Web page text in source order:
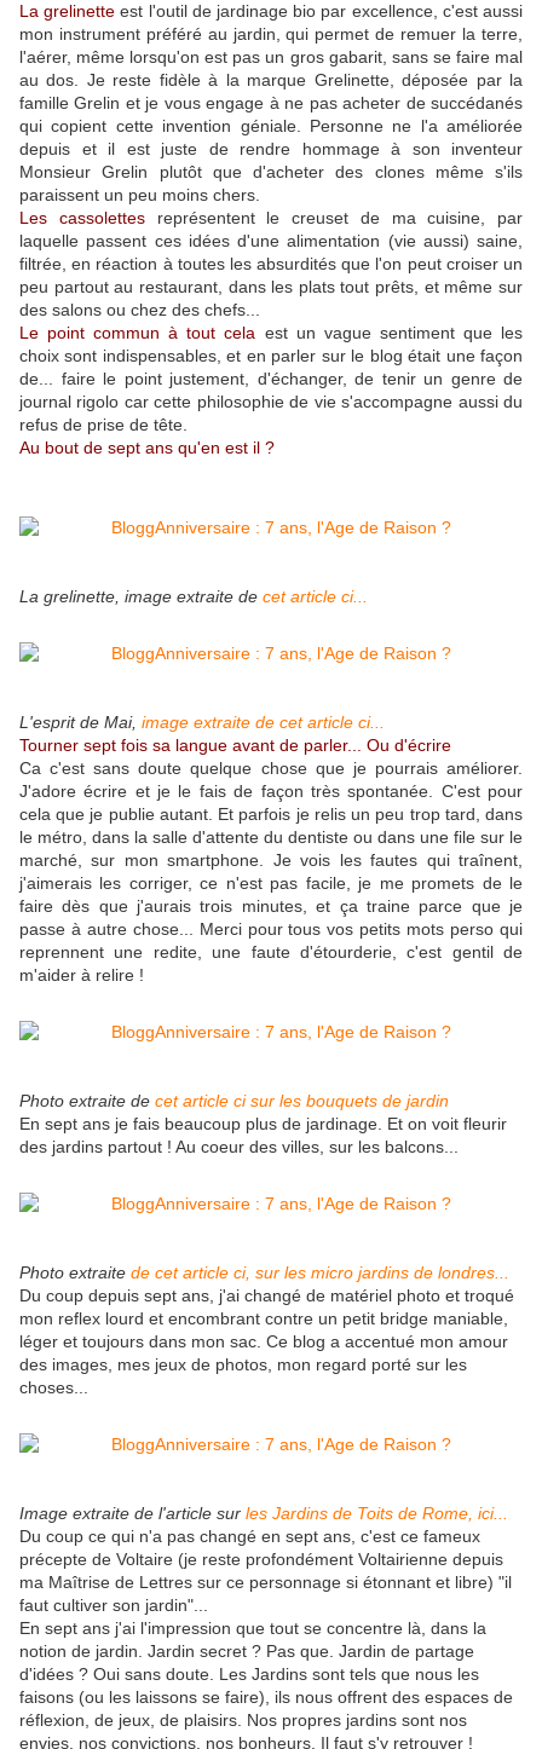
La grelinetteest l'outil de jardinage bio par excellence, c'est aussi
mon instrument préféré au jardin, qui permet de remuer la terre,
l'aérer, même lorsqu'on est pas un gros gabarit, sans se faire mal
au dos. Je reste fidèle à la marque Grelinette, déposée par la
famille Grelin et je vous engage à ne pas acheter de succédanés
qui copient cette invention géniale. Personne ne l'a améliorée
depuis et il est juste de rendre hommage à son inventeur
Monsieur Grelin plutôt que d'acheter des clones même s'ils
paraissent un peu moins chers.
Les cassolettesreprésentent le creuset de ma cuisine, par
laquelle passent ces idées d'une alimentation (vie aussi) saine,
filtrée, en réaction à toutes les absurdités que l'on peut croiser un
peu partout au restaurant, dans les plats tout prêts, et même sur
des salons ou chez des chefs...
Le point commun à tout cela est un vague sentiment que les
choix sont indispensables, et en parler sur le blog était une façon
de... faire le point justement, d'échanger, de tenir un genre de
journal rigolo car cette philosophie de vie s'accompagne aussi du
refus de prise de tête.
Au bout de sept ans qu'en est il ?
La grelinette, image extraite de cet article ci...
L'esprit de Mai, image extraite de cet article ci...
Tourner sept fois sa langue avant de parler... Ou d'écrire
Ca c'est sans doute quelque chose que je pourrais améliorer.
J'adore écrire et je le fais de façon très spontanée. C'est pour
cela que je publie autant. Et parfois je relis un peu trop tard, dans
le métro, dans la salle d'attente du dentiste ou dans une file sur le
marché, sur mon smartphone. Je vois les fautes qui traînent,
j'aimerais les corriger, ce n'est pas facile, je me promets de le
faire dès que j'aurais trois minutes, et ça traine parce que je
passe à autre chose... Merci pour tous vos petits mots perso qui
reprennent une redite, une faute d'étourderie, c'est gentil de
m'aider à relire !
Photo extraite de cet article ci sur les bouquets de jardin
En sept ans je fais beaucoup plus de jardinage. Et on voit fleurir
des jardins partout ! Au coeur des villes, sur les balcons...
Photo extraite de cet article ci, sur les micro jardins de londres...
Du coup depuis sept ans, j'ai changé de matériel photo et troqué
mon reflex lourd et encombrant contre un petit bridge maniable,
léger et toujours dans mon sac. Ce blog a accentué mon amour
des images, mes jeux de photos, mon regard porté sur les
choses...
Image extraite de l'article sur les Jardins de Toits de Rome, ici...
Du coup ce qui n'a pas changé en sept ans, c'est ce fameux
précepte de Voltaire (je reste profondément Voltairienne depuis
ma Maîtrise de Lettres sur ce personnage si étonnant et libre) "il
faut cultiver son jardin"...
En sept ans j'ai l'impression que tout se concentre là, dans la
notion de jardin. Jardin secret ? Pas que. Jardin de partage
d'idées ? Oui sans doute. Les Jardins sont tels que nous les
faisons (ou les laissons se faire), ils nous offrent des espaces de
réflexion, de jeux, de plaisirs. Nos propres jardins sont nos
envies, nos convictions, nos bonheurs. Il faut s'y retrouver !